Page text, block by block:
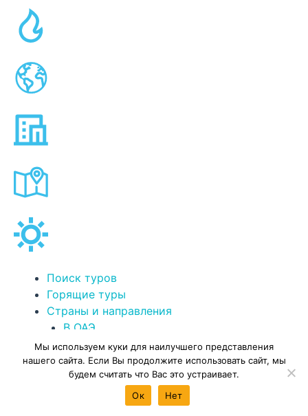
Поиск туров
Горящие туры
Страны и направления
В ОАЭ
На Кубу
На Бали
В Грузию
Мы используем куки для наилучшего представления
нашего сайта. Если Вы продолжите использовать сайт, мы
будем считать что Вас это устраивает.
Ок
Нет